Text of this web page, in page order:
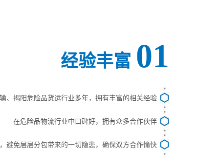
经验丰富 01
、揭阳危险品货运行业多年，拥有丰富的相关经验
在危险品物流行业中口碑好，拥有众多合作伙伴
避免层层分包带来的一切隐患，确保双方合作愉快